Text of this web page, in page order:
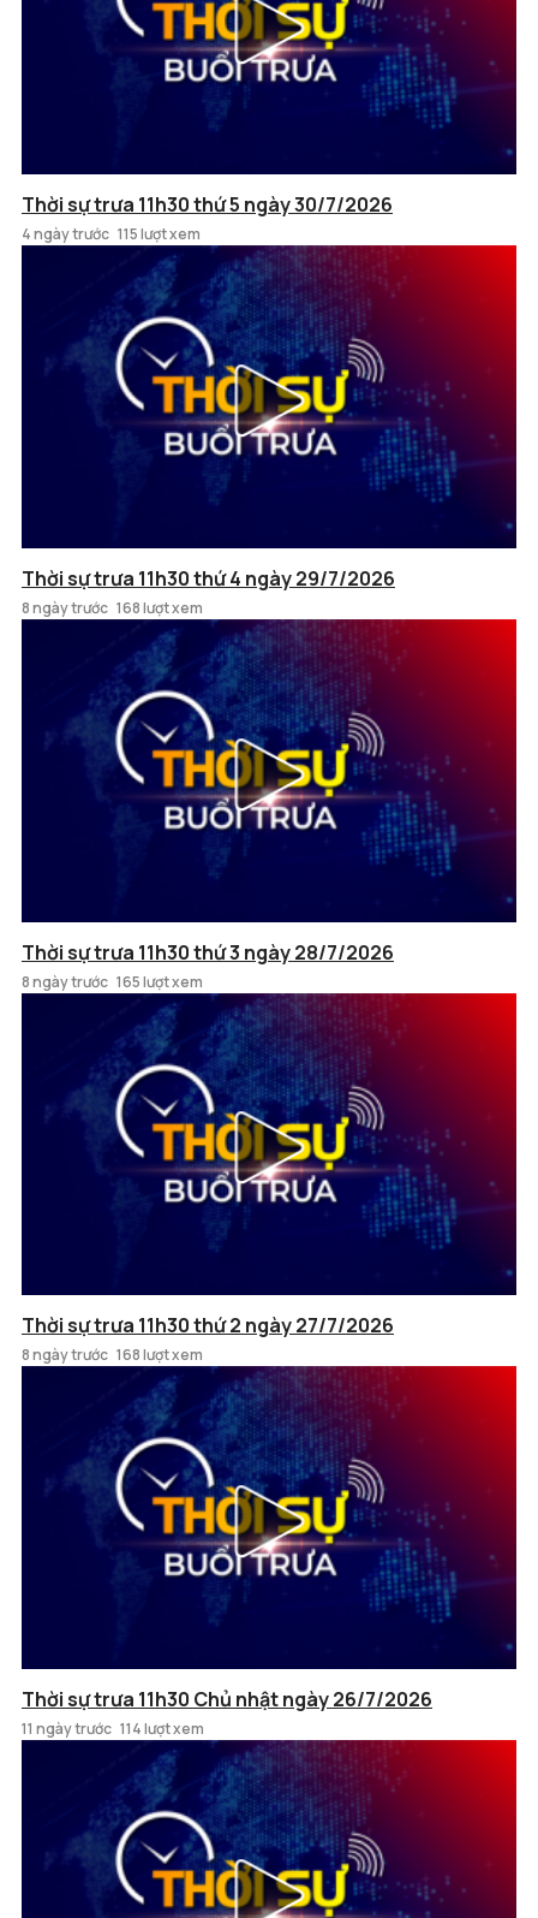
Thời sự trưa 11h30 thứ 5 ngày 30/7/2026
4 ngày trước 115 lượt xem
Thời sự trưa 11h30 thứ 4 ngày 29/7/2026
8 ngày trước 168 lượt xem
Thời sự trưa 11h30 thứ 3 ngày 28/7/2026
8 ngày trước 165 lượt xem
Thời sự trưa 11h30 thứ 2 ngày 27/7/2026
8 ngày trước 168 lượt xem
Thời sự trưa 11h30 Chủ nhật ngày 26/7/2026
11 ngày trước 114 lượt xem